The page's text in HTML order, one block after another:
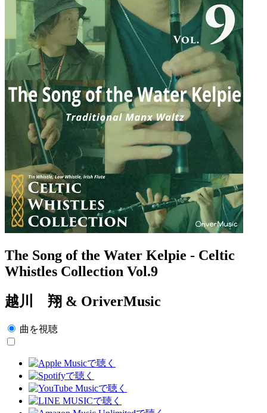
The Song of the Water Kelpie - Celtic
Whistles Collection Vol.9
越川 翔 & OriverMusic
曲を視聴